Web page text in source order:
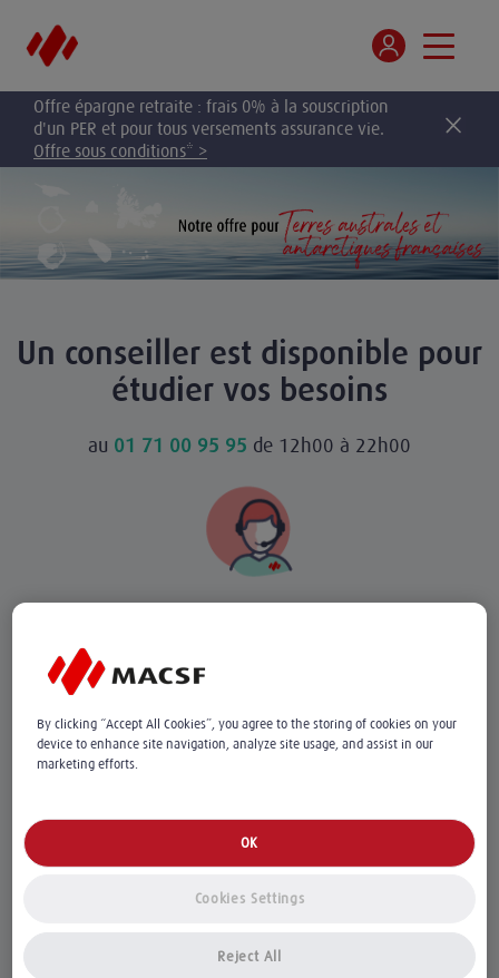
Offre épargne retraite : frais 0% à la souscription
d'un PER et pour tous versements assurance vie.
Offre sous conditions* >
Un conseiller est disponible pour
étudier vos besoins
au 01 71 00 95 95 de 12h00 à 22h00
RCP-PJ Professionnels de santé
Indispensable pour exercer sereinement,
l’assurance Responsabilité civile professionnelle et
en cause par un patientet facilite le règlement de
vos litiges dansvotre vie professionnellecomme
votre vie privée
By clicking “Accept All Cookies”, you agree to the storing of cookies on your
device to enhance site navigation, analyze site usage, and assist in our
marketing efforts.
Reject All
OK
Cookies Settings